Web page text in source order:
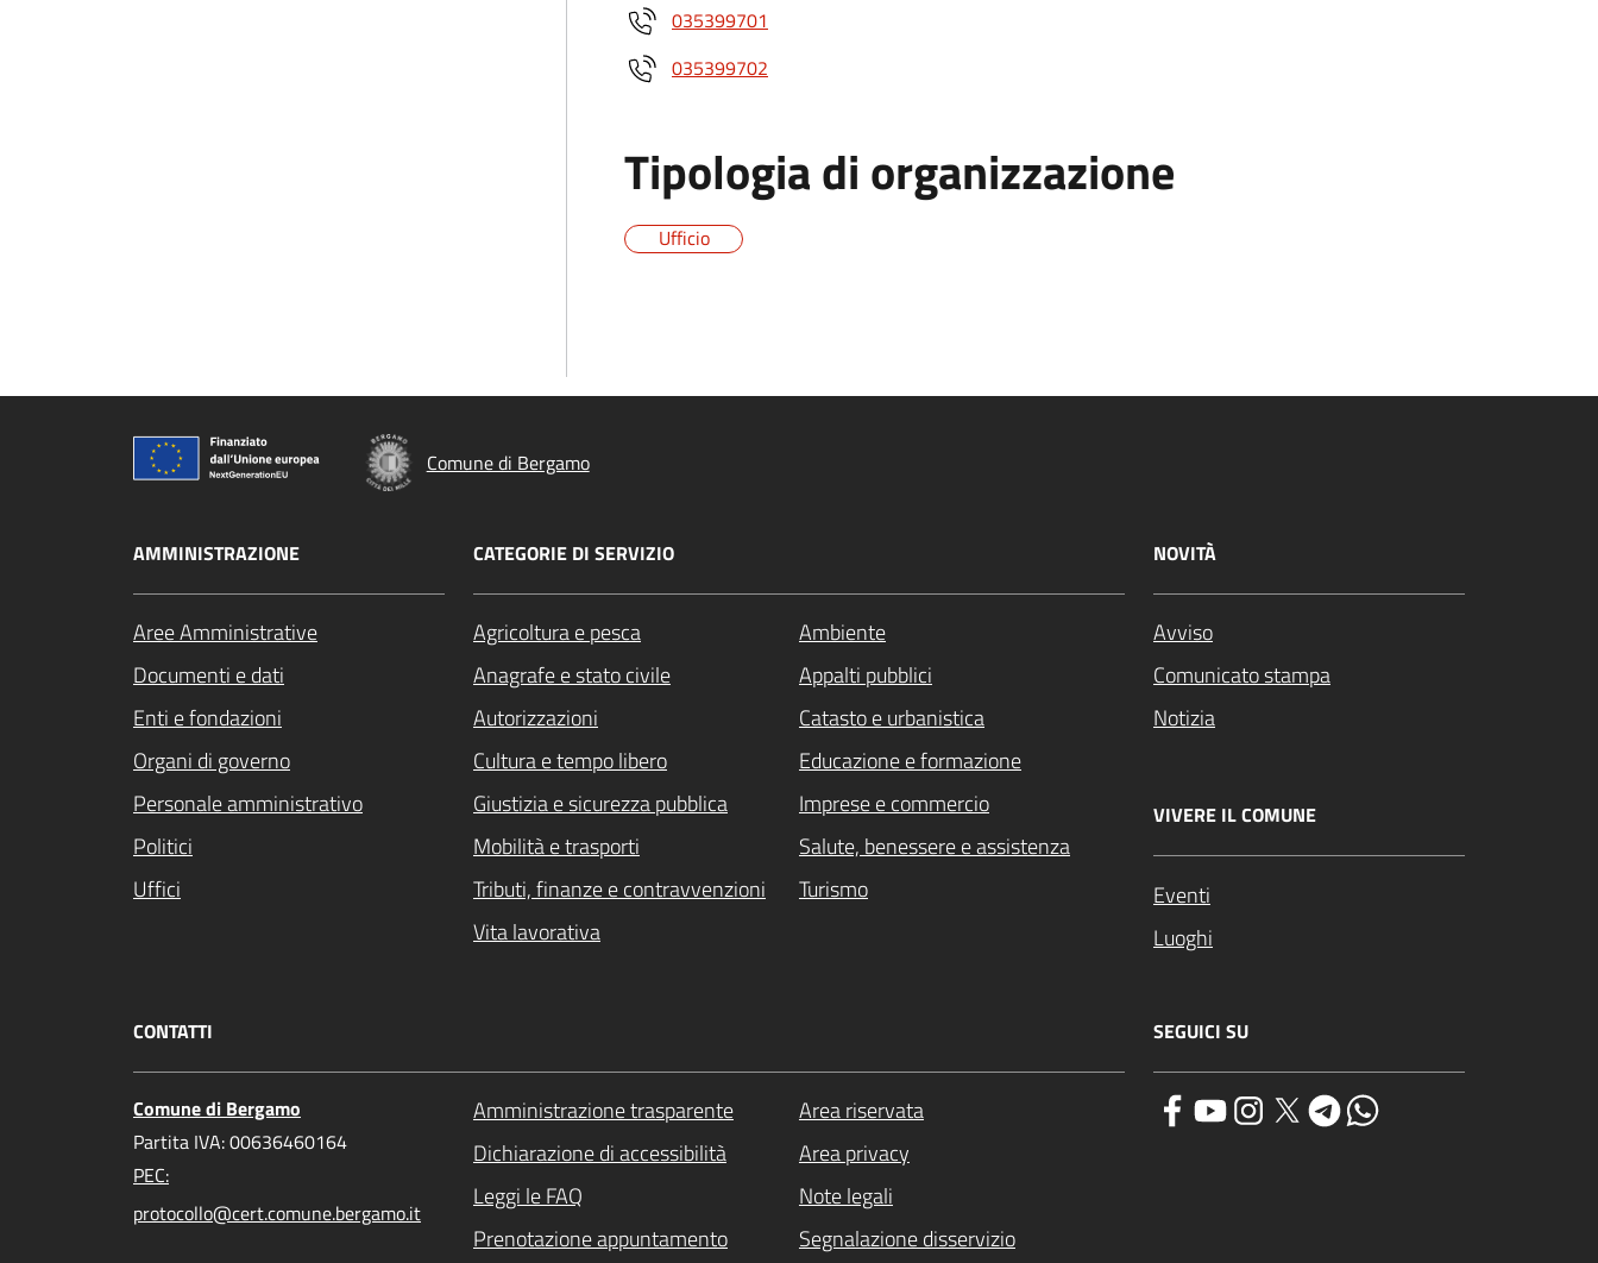
035399701
035399702
Tipologia di organizzazione
Ufficio
Comune di Bergamo
AMMINISTRAZIONE
Aree Amministrative
Documenti e dati
Enti e fondazioni
Organi di governo
Personale amministrativo
Politici
Uffici
CATEGORIE DI SERVIZIO
Agricoltura e pesca
Ambiente
Anagrafe e stato civile
Appalti pubblici
Autorizzazioni
Catasto e urbanistica
Cultura e tempo libero
Educazione e formazione
Giustizia e sicurezza pubblica
Imprese e commercio
Mobilità e trasporti
Salute, benessere e assistenza
Tributi, finanze e contravvenzioni
Turismo
Vita lavorativa
NOVITÀ
Avviso
Comunicato stampa
Notizia
VIVERE IL COMUNE
Eventi
Luoghi
CONTATTI
Comune di Bergamo
Partita IVA: 00636460164
PEC:
protocollo@cert.comune.bergamo.it
Amministrazione trasparente
Area riservata
Dichiarazione di accessibilità
Area privacy
Leggi le FAQ
Note legali
Prenotazione appuntamento
Segnalazione disservizio
SEGUICI SU